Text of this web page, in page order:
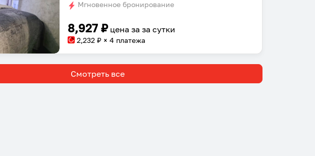
Мгновенное бронирование
8,927 ₽ цена заза сутки
2,232 ₽ × 4 платежа
Смотреть все